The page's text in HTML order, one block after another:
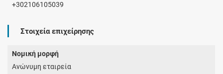
+302106105039
Στοιχεία επιχείρησης
Νομική μορφή
Ανώνυμη εταιρεία